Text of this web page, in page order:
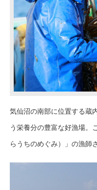
気仙沼の南部に位置する蔵
う栄養分の豊富な好漁場。
らうちのめぐみ）」の漁師